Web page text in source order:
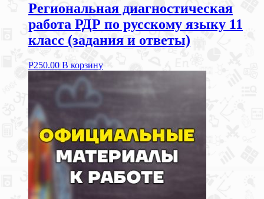
Региональная диагностическая
работа РДР по русскому языку 11
класс (задания и ответы)
Р250.00 В корзину